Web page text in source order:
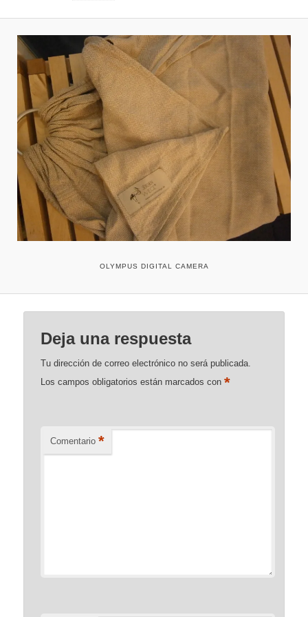
OLYMPUS DIGITAL CAMERA
Deja una respuesta
Tu dirección de correo electrónico no será publicada.
Los campos obligatorios están marcados con*
Comentario *